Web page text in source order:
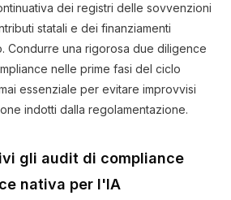
dei registri delle sovvenzioni
statali e dei finanziamenti
Condurre una rigorosa due diligence
nelle prime fasi del ciclo
essenziale per evitare improvvisi
indotti dalla regolamentazione.
gli audit di compliance
nativa per l'IA